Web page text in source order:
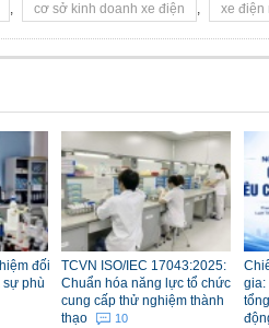
, cơ sở kinh doanh xe điện , xe điện
đối
sự phù
TCVN ISO/IEC 17043:2025:
Chuẩn hóa năng lực tổ chức
cung cấp thử nghiệm thành
thạo
10
gia: